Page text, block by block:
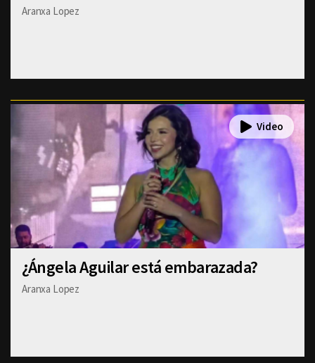
Aranxa Lopez
¿Ángela Aguilar está embarazada?
Aranxa Lopez